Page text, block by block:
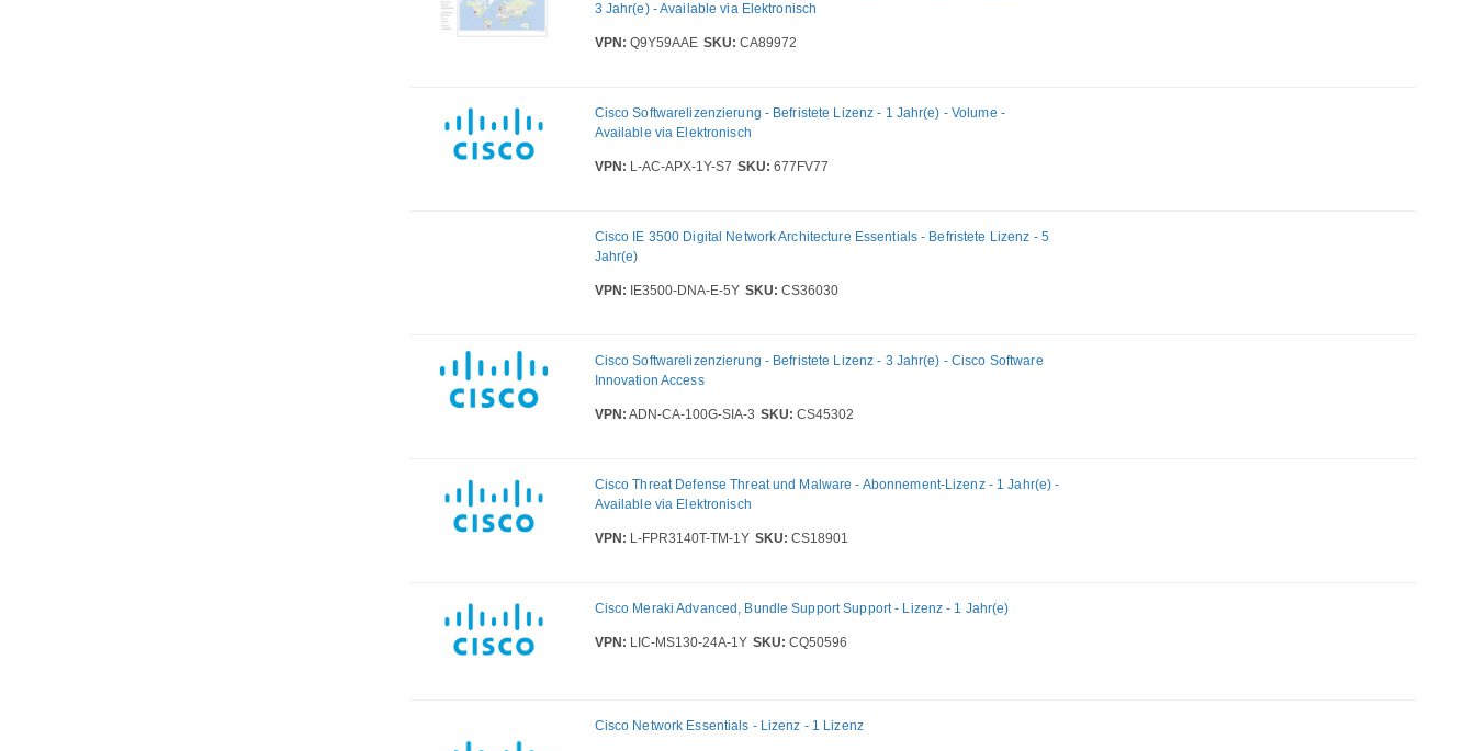
3 Jahr(e) - Available via Elektronisch
VPN: Q9Y59AAE SKU: CA89972
Cisco Softwarelizenzierung - Befristete Lizenz - 1 Jahr(e) - Volume -
Available via Elektronisch
VPN: L-AC-APX-1Y-S7 SKU: 677FV77
Cisco IE 3500 Digital Network Architecture Essentials - Befristete Lizenz - 5
Jahr(e)
VPN: IE3500-DNA-E-5Y SKU: CS36030
Cisco Softwarelizenzierung - Befristete Lizenz - 3 Jahr(e) - Cisco Software
Innovation Access
VPN: ADN-CA-100G-SIA-3 SKU: CS45302
Cisco Threat Defense Threat und Malware - Abonnement-Lizenz - 1 Jahr(e) -
Available via Elektronisch
VPN: L-FPR3140T-TM-1Y SKU: CS18901
Cisco Meraki Advanced, Bundle Support Support - Lizenz - 1 Jahr(e)
VPN: LIC-MS130-24A-1Y SKU: CQ50596
Cisco Network Essentials - Lizenz - 1 Lizenz